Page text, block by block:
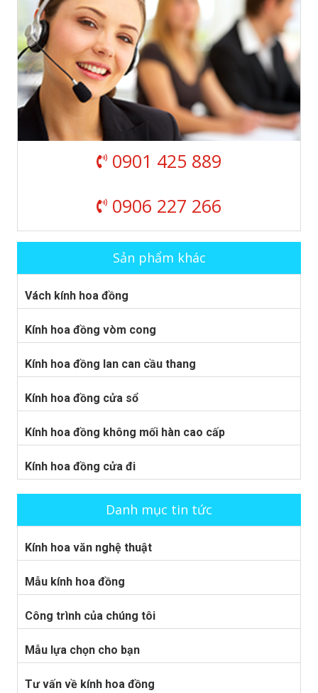
0901 425 889
0906 227 266
Sản phẩm khác
Vách kính hoa đồng
Kính hoa đồng vòm cong
Kính hoa đồng lan can cầu thang
Kính hoa đồng cửa sổ
Kính hoa đồng không mối hàn cao cấp
Kính hoa đồng cửa đi
Danh mục tin tức
Kính hoa văn nghệ thuật
Mẫu kính hoa đồng
Công trình của chúng tôi
Mẫu lựa chọn cho bạn
Tư vấn về kính hoa đồng